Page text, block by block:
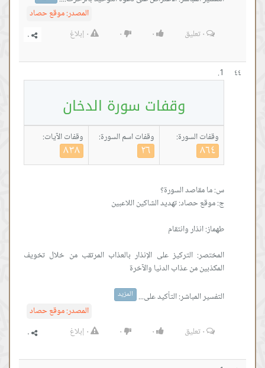
المصدر:موقع حصاد
٠تعليق ٠ ٠ ٠ إبلاغ
٤٤
وقفات سورة الدخان
وقفات السورة:
٨٦٤
وقفات اسم السورة:
٢٦
وقفات الآيات:
٨٣٨
المختصر: التركيز على الإنذار بالعذاب المرتقب من خلال تخويف
التفسير المباشر: التأكيد على... المزيد
المصدر:موقع حصاد
٠تعليق ٠ ٠ ٠ إبلاغ